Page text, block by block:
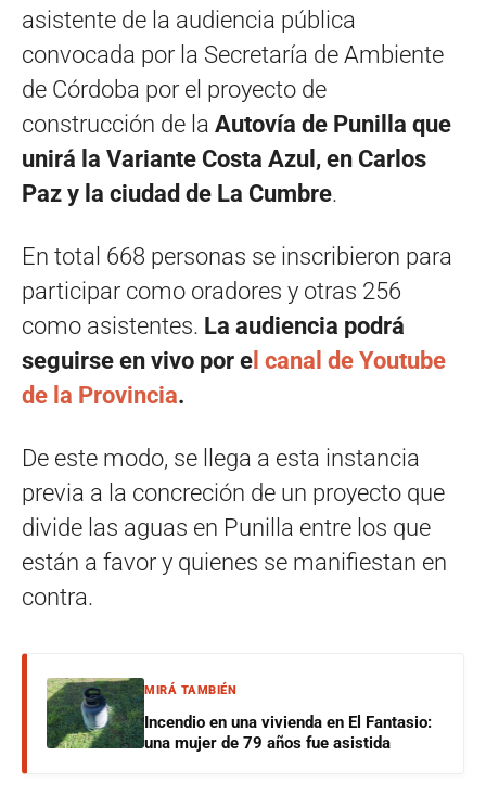
asistente de la audiencia pública
convocada por la Secretaría de Ambiente
de Córdoba por el proyecto de
construcción de la Autovía de Punilla que
unirá la Variante Costa Azul, en Carlos
Paz y la ciudad de La Cumbre.
En total 668 personas se inscribieron para
participar como oradores y otras 256
como asistentes. La audiencia podrá
seguirse en vivo por e l canal de Youtube
de la Provincia.
De este modo, se llega a esta instancia
previa a la concreción de un proyecto que
divide las aguas en Punilla entre los que
están a favor y quienes se manifiestan en
contra.
MIRÁ TAMBIÉN
Incendio en una vivienda en El Fantasio:
una mujer de 79 años fue asistida